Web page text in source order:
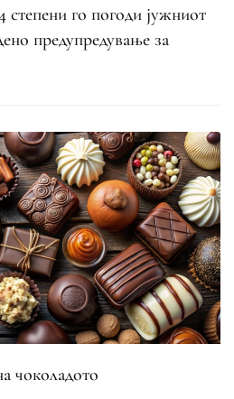
степени го погоди јужниот
предупредување за
чоколадото